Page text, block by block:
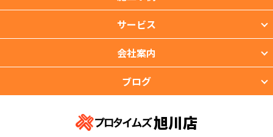
サービス
会社案内
ブログ
旭川店